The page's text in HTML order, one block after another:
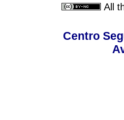
All
Centro